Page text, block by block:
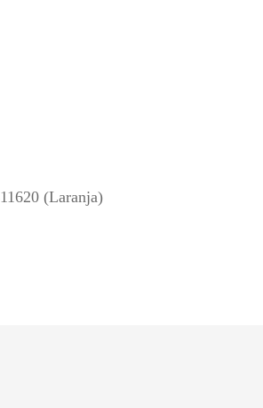
(Laranja)